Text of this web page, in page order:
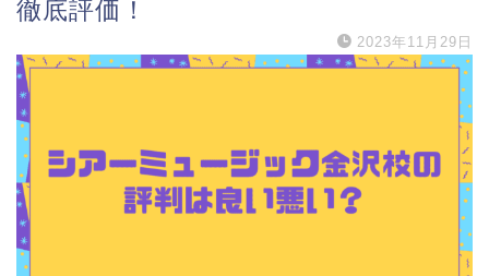
徹底評価！
2023年11月29日